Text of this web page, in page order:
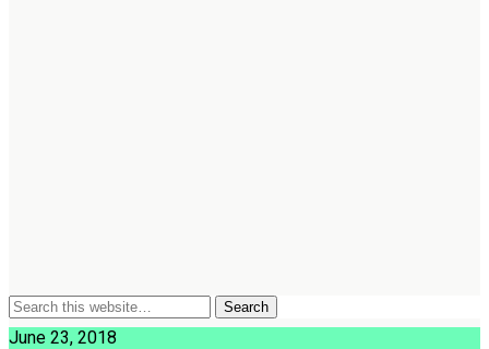
June 23, 2018